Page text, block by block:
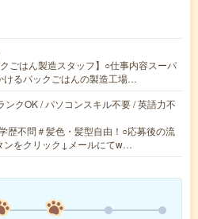
ごはん製造スタッフ】○仕事内容スーパ
けるパックごはんの製造工場…
ンクOK / パソコンスキル不要 / 英語力不
歴不問＃髪色・髪型自由！○応募後の流
ンをクリック↓メールにてw…